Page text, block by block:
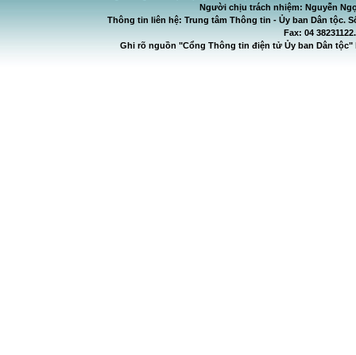
Người chịu trách nhiệm: Nguyễn
Thông tin liên hệ: Trung tâm Thông tin - Ủy ban Dân tộc.
Fax: 04
Ghi rõ nguồn "Cổng Thông tin điện tử Ủy ban Dân